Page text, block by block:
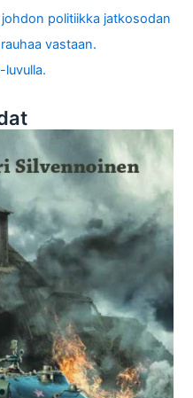
politiikka jatkosodan
vastaan.
luvulla.